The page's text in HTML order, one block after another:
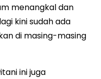
menangkal dan
kini sudah ada
di masing-masing
ini juga